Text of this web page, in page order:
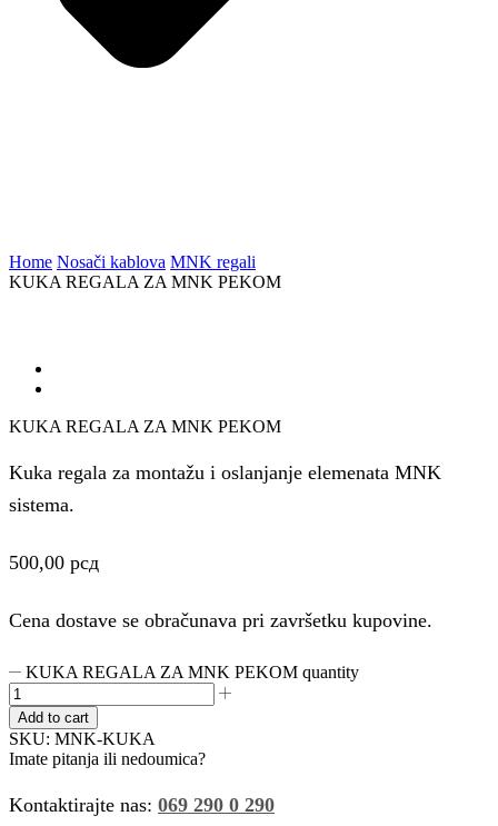
Home Nosači kablova MNK regali
KUKA REGALA ZA MNK PEKOM
KUKA REGALA ZA MNK PEKOM
Kuka regala za montažu i oslanjanje elemenata MNK
sistema.
500,00 рсд
Cena dostave se obračunava pri završetku kupovine.
KUKA REGALA ZA MNK PEKOM quantity
Add to cart
SKU: MNK-KUKA
Imate pitanja ili nedoumica?
Kontaktirajte nas: 069 290 0 290